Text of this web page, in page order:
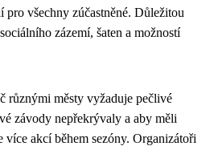
všechny zúčastněné. Důležitou
zázemí, šaten a možností
různými městy vyžaduje pečlivé
závody nepřekrývaly a aby měli
více akcí během sezóny. Organizátoři